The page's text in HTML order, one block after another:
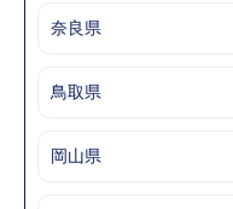
奈良県
鳥取県
岡山県